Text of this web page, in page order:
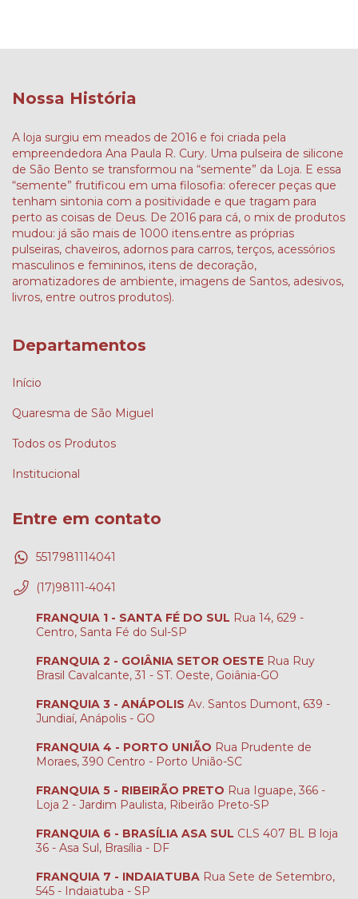
Nossa História
A loja surgiu em meados de 2016 e foi criada pela
empreendedora Ana Paula R. Cury. Uma pulseira de silicone
de São Bento se transformou na “semente” da Loja. E essa
“semente” frutificou em uma filosofia: oferecer peças que
tenham sintonia com a positividade e que tragam para
perto as coisas de Deus. De 2016 para cá, o mix de produtos
mudou: já são mais de 1000 itens.entre as próprias
pulseiras, chaveiros, adornos para carros, terços, acessórios
masculinos e femininos, itens de decoração,
aromatizadores de ambiente, imagens de Santos, adesivos,
livros, entre outros produtos).
Departamentos
Início
Quaresma de São Miguel
Todos os Produtos
Institucional
Entre em contato
5517981114041
(17)98111-4041
FRANQUIA 1 - SANTA FÉ DO SUL Rua 14, 629 -
Centro, Santa Fé do Sul-SP
FRANQUIA 2 - GOIÂNIA SETOR OESTE Rua Ruy
Brasil Cavalcante, 31 - ST. Oeste, Goiânia-GO
FRANQUIA 3 - ANÁPOLIS Av. Santos Dumont, 639 -
Jundiaí, Anápolis - GO
FRANQUIA 4 - PORTO UNIÃO Rua Prudente de
Moraes, 390 Centro - Porto União-SC
FRANQUIA 5 - RIBEIRÃO PRETO Rua Iguape, 366 -
Loja 2 - Jardim Paulista, Ribeirão Preto-SP
FRANQUIA 6 - BRASÍLIA ASA SUL CLS 407 BL B loja
36 - Asa Sul, Brasília - DF
FRANQUIA 7 - INDAIATUBA Rua Sete de Setembro,
545 - Indaiatuba - SP